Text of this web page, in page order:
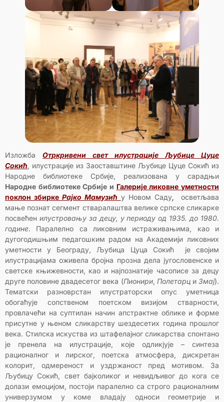
Изложба Отркривени свет илустрације Љубице Цуце
Сокић, илустрације из Заоставштине Љубице Цуце Сокић из
Народне библиотеке Србије, реализована у сарадњи
Народне библиотеке Србије и Галерије ликовне уметности
поклон збиркеРајко Мамузић у Новом Саду,
осветљава
мање познат сегмент стваралаштва велике српске сликарке
посвећен илустровању за децу, у периоду од 1935. до 1980.
године. Паралелно са ликовним истраживањима, као и
дугогодишњим педагошким радом на Академији ликовних
уметности у Београду, Љубица Цуца Сокић је својим
илустрацијама оживела бројна прозна дела југословенске и
светске књижевности, као и најпознатије часописе за децу
друге половине двадесетог века (Пионири, ПолетарциЗмај).
Тематски разноврстан илустраторски опус уметница
обогаћује сопственом поетском визијом стварности,
провлачећи на суптилан начин апстрактне облике и форме
присутне у њеном сликарству шездесетих година прошлог
века. Стилска искуства из штафелајног сликарства спонтано
је пренела на илустрације, које одликјује – синтеза
рационалног и лирског, поетска атмосфера, дискретан
колорит, одмереност и уздржаност пред мотивом. За
Љубицу Сокић, свет бајколиког и невидљивог до кога се
долази емоцијом, постоји паралелно са строго рационалним
универзумом у коме владају односи геометрије и